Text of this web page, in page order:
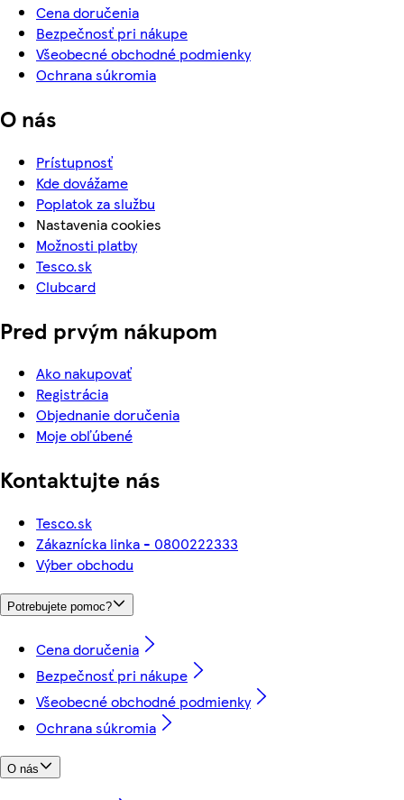
Cena doručenia
Bezpečnosť pri nákupe
Všeobecné obchodné podmienky
Ochrana súkromia
O nás
Prístupnosť
Kde dovážame
Poplatok za službu
Nastavenia cookies
Možnosti platby
Tesco.sk
Clubcard
Pred prvým nákupom
Ako nakupovať
Registrácia
Objednanie doručenia
Moje obľúbené
Kontaktujte nás
Tesco.sk
Zákaznícka linka - 0800222333
Výber obchodu
Potrebujete pomoc?
Cena doručenia
Bezpečnosť pri nákupe
Všeobecné obchodné podmienky
Ochrana súkromia
O nás